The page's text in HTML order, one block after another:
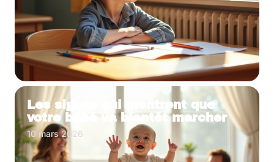
Les signes qui montrent que
votre bébé va bientôt marcher
10 mars 2026